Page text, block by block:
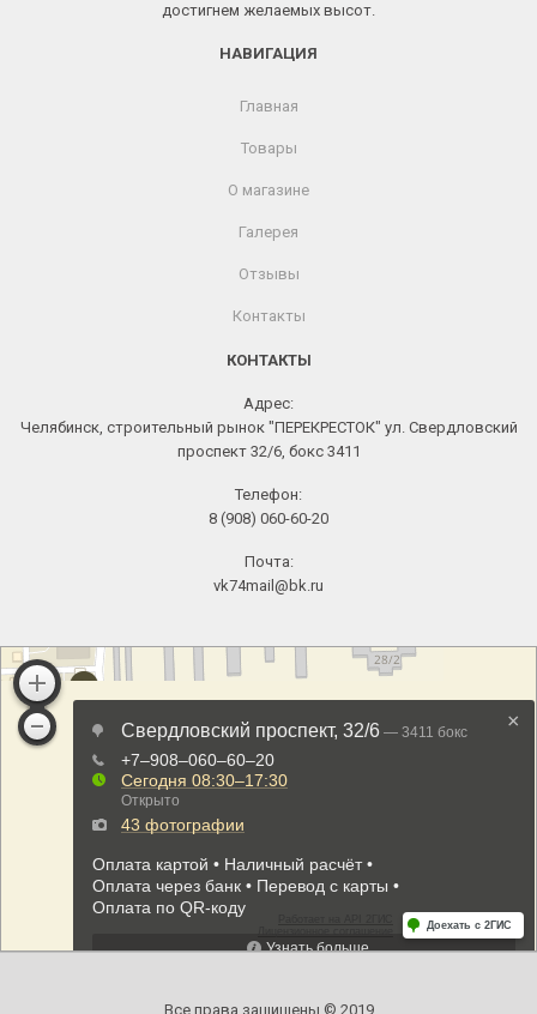
достигнем желаемых высот.
НАВИГАЦИЯ
Главная
Товары
О магазине
Галерея
Отзывы
Контакты
КОНТАКТЫ
Адрес:
Челябинск, строительный рынок "ПЕРЕКРЕСТОК" ул. Свердловский
проспект 32/6, бокс 3411
Телефон:
8 (908) 060-60-20
Почта:
vk74mail@bk.ru
Все права защищены © 2019